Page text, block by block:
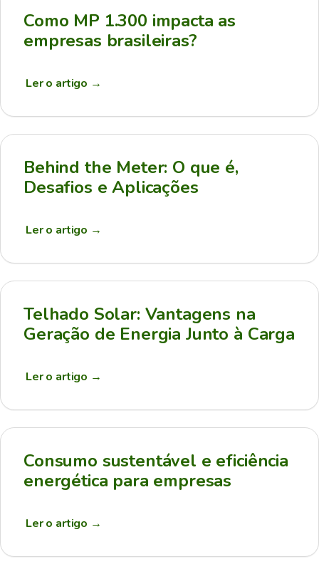
Como MP 1.300 impacta as
empresas brasileiras?
Ler o artigo →
Behind the Meter: O que é,
Desafios e Aplicações
Ler o artigo →
Telhado Solar: Vantagens na
Geração de Energia Junto à Carga
Ler o artigo →
Consumo sustentável e eficiência
energética para empresas
Ler o artigo →